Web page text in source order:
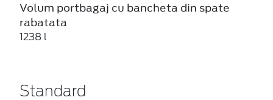
Volum portbagaj cu bancheta din spate
rabatata
1238 l
Standard